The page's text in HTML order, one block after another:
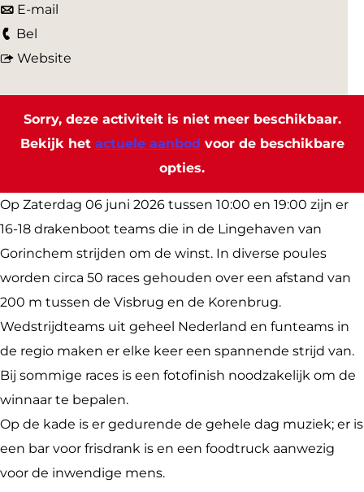
o
t
r
a
c
e
s
G
o
r
n
a
r
a
n
b
o
o
t
r
a
c
e
s
G
o
E-mail
a
r
e
n
b
o
o
t
r
a
c
e
s
G
Bel
r
o
o
t
r
a
c
e
s
G
o
r
i
Website
k
e
n
b
o
o
t
r
a
c
e
s
Sorry, deze activiteit is niet meer beschikbaar.
Bekijk het actuele aanbod voor de beschikbare
opties.
Op Zaterdag 06 juni 2026 tussen 10:00 en 19:00 zijn er
16-18 drakenboot teams die in de Lingehaven van
Gorinchem strijden om de winst. In diverse poules
worden circa 50 races gehouden over een afstand van
200 m tussen de Visbrug en de Korenbrug.
Wedstrijdteams uit geheel Nederland en funteams in
de regio maken er elke keer een spannende strijd van.
Bij sommige races is een fotofinish noodzakelijk om de
winnaar te bepalen.
Op de kade is er gedurende de gehele dag muziek; er is
een bar voor frisdrank is en een foodtruck aanwezig
voor de inwendige mens.